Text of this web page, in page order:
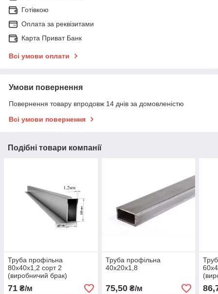
Готівкою
Оплата за реквізитами
Карта Приват Банк
Всі умови оплати
Умови повернення
Повернення товару впродовж 14 днів за домовленістю
Всі умови повернення
Подібні товари компанії
Труба профільна
80x40х1,2 сорт 2
(виробничий брак)
71 ₴/м
Труба профільна
40x20x1,8
75,50₴/м